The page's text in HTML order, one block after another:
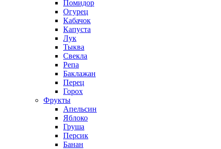
Помидор
Огурец
Кабачок
Капуста
Лук
Тыква
Свекла
Репа
Баклажан
Перец
Горох
Фрукты
Апельсин
Яблоко
Груша
Персик
Банан